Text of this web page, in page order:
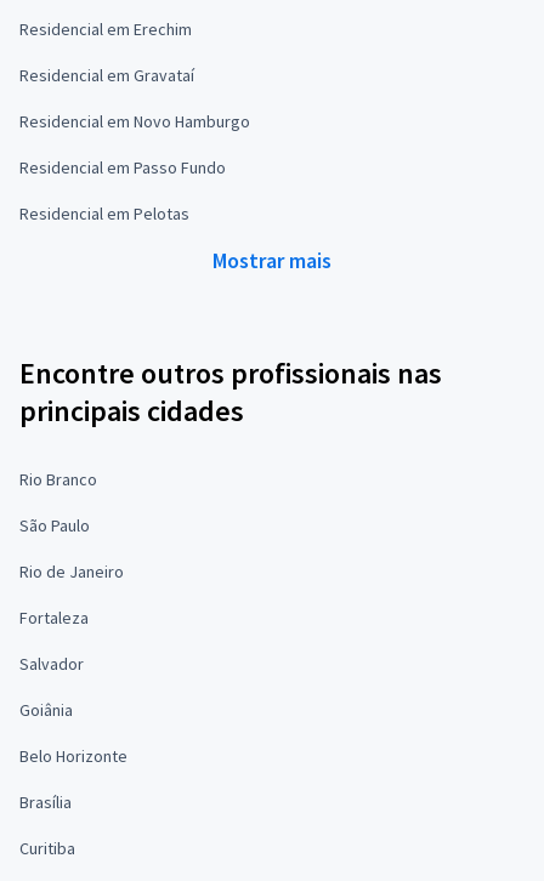
Residencial em Erechim
Residencial em Gravataí
Residencial em Novo Hamburgo
Residencial em Passo Fundo
Residencial em Pelotas
Mostrar mais
Encontre outros profissionais nas
principais cidades
Rio Branco
São Paulo
Rio de Janeiro
Fortaleza
Salvador
Goiânia
Belo Horizonte
Brasília
Curitiba